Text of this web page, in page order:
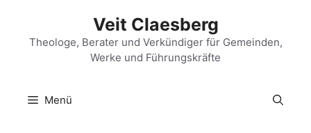
springen
Veit Claesberg
Theologe, Berater und Verkündiger für Gemeinden,
Werke und Führungskräfte
Menü